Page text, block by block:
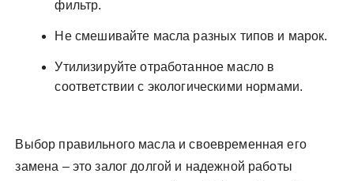
фильтр.
Не смешивайте масла разных типов и марок.
Утилизируйте отработанное масло в
соответствии с экологическими нормами.
Выбор правильного масла и своевременная его
замена – это залог долгой и надежной работы